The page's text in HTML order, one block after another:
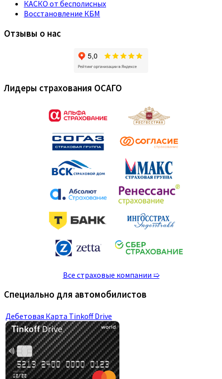
КАСКО от бесполисных
Восстановление КБМ
Отзывы о нас
Лидеры страхования ОСАГО
Все страховые компании ➯
Специально для автомобилистов
Дебетовая Карта Tinkoff Drive